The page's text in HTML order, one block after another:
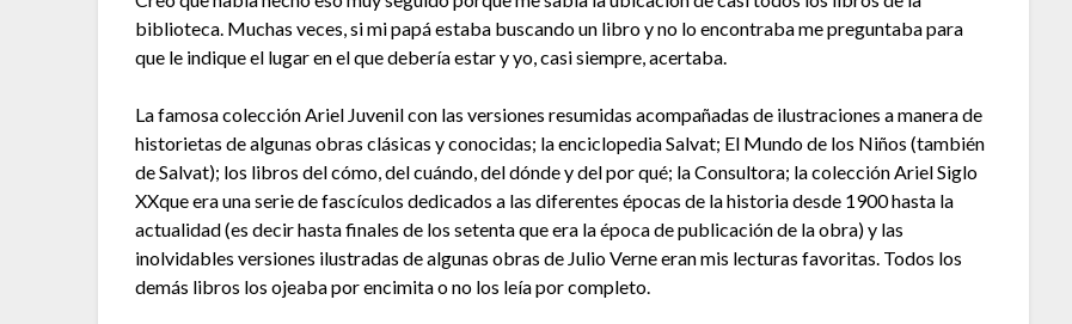
biblioteca. Muchas veces, si mi papá estaba buscando un libro y no lo encontraba me preguntaba para
que le indique el lugar en el que debería estar y yo, casi siempre, acertaba.
La famosa colección Ariel Juvenil con las versiones resumidas acompañadas de ilustraciones a manera de
historietas de algunas obras clásicas y conocidas; la enciclopedia Salvat; El Mundo de los Niños (también
de Salvat); los libros del cómo, del cuándo, del dónde y del por qué; la Consultora; la colección Ariel Siglo
XXque era una serie de fascículos dedicados a las diferentes épocas de la historia desde 1900 hasta la
actualidad (es decir hasta finales de los setenta que era la época de publicación de la obra) y las
inolvidables versiones ilustradas de algunas obras de Julio Verne eran mis lecturas favoritas. Todos los
demás libros los ojeaba por encimita o no los leía por completo.